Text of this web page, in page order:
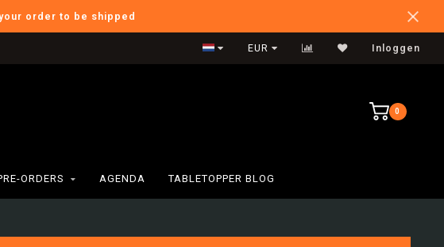
order to be shipped
International Shipping
EUR Inloggen
0
ORDERS AGENDA TABLETOPPER BLOG